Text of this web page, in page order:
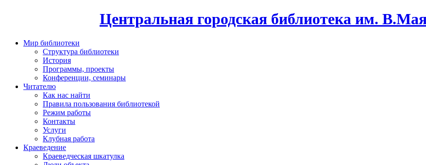
Центральная городская библиотека им.
Мир библиотеки
Структура библиотеки
История
Программы, проекты
Конференции, семинары
Читателю
Как нас найти
Правила пользования библиотекой
Режим работы
Контакты
Услуги
Клубная работа
Краеведение
Краеведческая шкатулка